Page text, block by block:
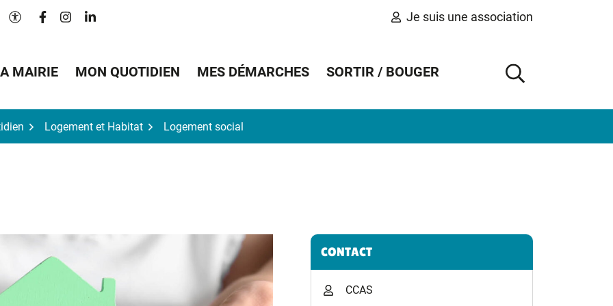
Paramètres d'accessibilité
Lien vers le compte Facebook
Lien vers le compte Instagram
Lien vers le compte Linkedin Je suis une association
MAIRIE MON QUOTIDIEN MES DÉMARCHES SORTIR / BOUGER
AFFICHER
Logement et Habitat Logement social
Informations complémentaires
CONTACT
CCAS